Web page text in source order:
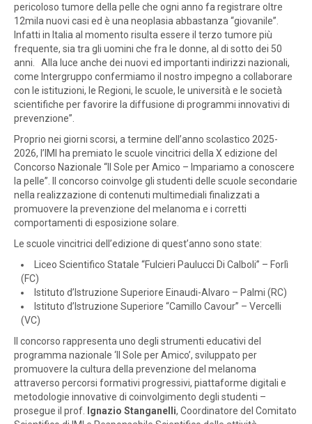
pericoloso tumore della pelle che ogni anno fa registrare oltre
12mila nuovi casi ed è una neoplasia abbastanza “giovanile”.
Infatti in Italia al momento risulta essere il terzo tumore più
frequente, sia tra gli uomini che fra le donne, al di sotto dei 50
anni. Alla luce anche dei nuovi ed importanti indirizzi nazionali,
come Intergruppo confermiamo il nostro impegno a collaborare
con le istituzioni, le Regioni, le scuole, le università e le società
scientifiche per favorire la diffusione di programmi innovativi di
prevenzione”.
Proprio nei giorni scorsi, a termine dell’anno scolastico 2025-
2026, l’IMI ha premiato le scuole vincitrici della X edizione del
Concorso Nazionale “Il Sole per Amico – Impariamo a conoscere
la pelle”. Il concorso coinvolge gli studenti delle scuole secondarie
nella realizzazione di contenuti multimediali finalizzati a
promuovere la prevenzione del melanoma e i corretti
comportamenti di esposizione solare.
Le scuole vincitrici dell’edizione di quest’anno sono state:
Liceo Scientifico Statale “Fulcieri Paulucci Di Calboli” – Forlì
(FC)
Istituto d’Istruzione Superiore Einaudi-Alvaro – Palmi (RC)
Istituto d’Istruzione Superiore “Camillo Cavour” – Vercelli
(VC)
Il concorso rappresenta uno degli strumenti educativi del
programma nazionale ‘Il Sole per Amico’, sviluppato per
promuovere la cultura della prevenzione del melanoma
attraverso percorsi formativi progressivi, piattaforme digitali e
metodologie innovative di coinvolgimento degli studenti –
prosegue il prof. Ignazio Stanganelli, Coordinatore del Comitato